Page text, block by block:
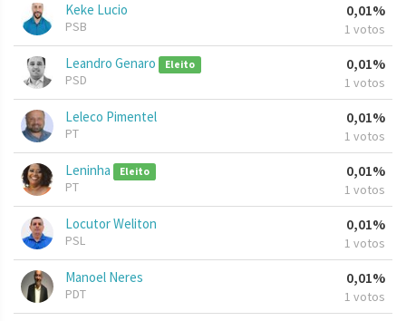
Keke Lucio
PSB
0,01%
1 votos
Leandro Genaro Eleito
PSD
0,01%
1 votos
Leleco Pimentel
PT
0,01%
1 votos
Leninha Eleito
PT
0,01%
1 votos
Locutor Weliton
PSL
0,01%
1 votos
Manoel Neres
PDT
0,01%
1 votos